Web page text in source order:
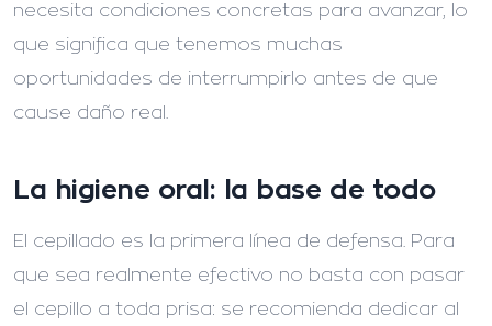
necesita condiciones concretas para avanzar, lo
que significa que tenemos muchas
oportunidades de interrumpirlo antes de que
cause daño real.
La higiene oral: la base de todo
El cepillado es la primera línea de defensa. Para
que sea realmente efectivo no basta con pasar
el cepillo a toda prisa: se recomienda dedicar al